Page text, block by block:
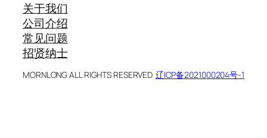
关于我们
公司介绍
常见问题
招贤纳士
MORNLONG ALL RIGHTS RESERVED 辽ICP备2021000204号-1